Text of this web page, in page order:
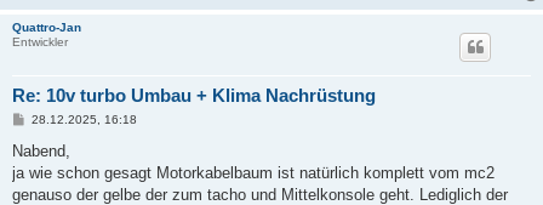
Quattro-Jan
Entwickler
Re: 10v turbo Umbau + Klima Nachrüstung
B
i
r
a
28.12.2025, 16:18
Nabend,
ja wie schon gesagt Motorkabelbaum ist natürlich komplett vom mc2
genauso der gelbe der zum tacho und Mittelkonsole geht. Lediglich der